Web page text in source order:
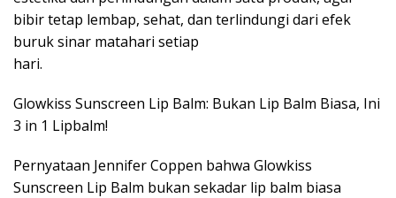
bibir tetap lembap, sehat, dan terlindungi dari efek
buruk sinar matahari setiap
hari.
Glowkiss Sunscreen Lip Balm: Bukan Lip Balm Biasa, Ini
3 in 1 Lipbalm!
Pernyataan Jennifer Coppen bahwa Glowkiss
Sunscreen Lip Balm bukan sekadar lip balm biasa